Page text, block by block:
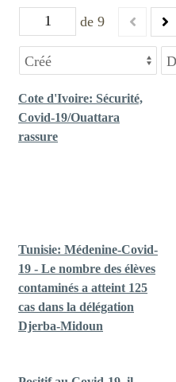
de 9
Cote d'Ivoire: Sécurité,
Covid-19/Ouattara
rassure
Tunisie: Médenine-Covid-
19 - Le nombre des élèves
contaminés a atteint 125
cas dans la délégation
Djerba-Midoun